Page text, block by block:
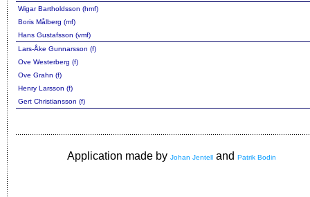
Wigar Bartholdsson (hmf)
Boris Målberg (mf)
Hans Gustafsson (vmf)
Lars-Åke Gunnarsson (f)
Ove Westerberg (f)
Ove Grahn (f)
Henry Larsson (f)
Gert Christiansson (f)
Application made by Johan Jentell and Patrik Bodin